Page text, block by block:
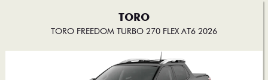
TORO
TORO FREEDOM TURBO 270 FLEX AT6 2026